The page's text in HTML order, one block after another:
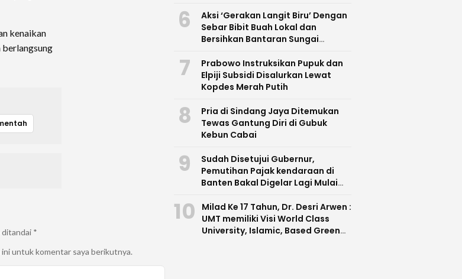
kenaikan
berlangsung
ditandai *
ini untuk komentar saya berikutnya.
6
Aksi ‘Gerakan Langit Biru’ Dengan
Sebar Bibit Buah Lokal dan
Bersihkan Bantaran Sungai
7
Prabowo Instruksikan Pupuk dan
Elpiji Subsidi Disalurkan Lewat
Kopdes Merah Putih
8
Pria di Sindang Jaya Ditemukan
Tewas Gantung Diri di Gubuk
Kebun Cabai
9
Sudah Disetujui Gubernur,
Pemutihan Pajak kendaraan di
Banten Bakal Digelar Lagi Mulai
10
Milad Ke 17 Tahun, Dr. Desri Arwen :
UMT memiliki Visi World Class
University, Islamic, Based Green